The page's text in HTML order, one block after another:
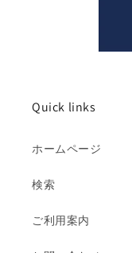
Quick links
ホームページ
検索
ご利用案内